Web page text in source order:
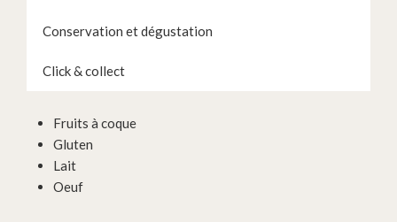
Conservation et dégustation
Click & collect
Fruits à coque
Gluten
Lait
Oeuf